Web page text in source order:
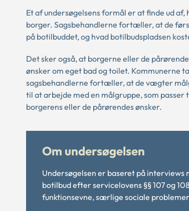
Et af undersøgelsens formål er at finde ud
borger. Sagsbehandlerne fortæller, at de
på botilbuddet, og hvad botilbudspladsen
Det sker også, at borgerne eller de
ønsker om eget bad og toilet. Kommunerne
sagsbehandlerne fortæller, at de vægter
til at arbejde med en målgruppe, som
borgerens eller de pårørendes ønsker.
Om undersøgelsen
Undersøgelsen er baseret på interviews
botilbud efter servicelovens §§ 107 og
funktionsevne, særlige sociale